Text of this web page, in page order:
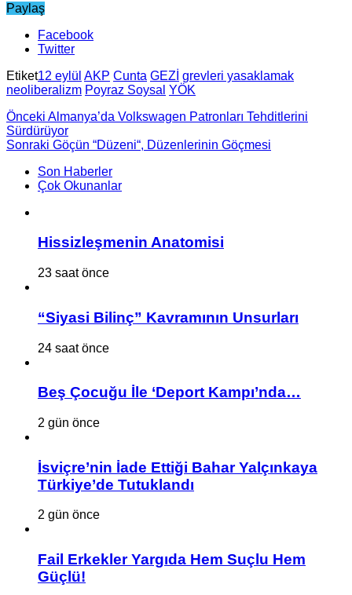
Paylaş
Facebook
Twitter
Etiket12 eylül AKP Cunta GEZİ grevleri yasaklamak
neoliberalizm Poyraz Soysal YÖK
Önceki Almanya’da Volkswagen Patronları Tehditlerini
Sürdürüyor
Sonraki Göçün “Düzeni“, Düzenlerinin Göçmesi
Son Haberler
Çok Okunanlar
Hissizleşmenin Anatomisi
23 saat önce
“Siyasi Bilinç” Kavramının Unsurları
24 saat önce
Beş Çocuğu İle ‘Deport Kampı’nda…
2 gün önce
İsviçre’nin İade Ettiği Bahar Yalçınkaya
Türkiye’de Tutuklandı
2 gün önce
Fail Erkekler Yargıda Hem Suçlu Hem
Güçlü!